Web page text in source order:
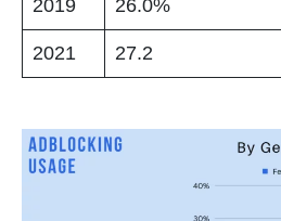
2019 26.0%
2021 27.2